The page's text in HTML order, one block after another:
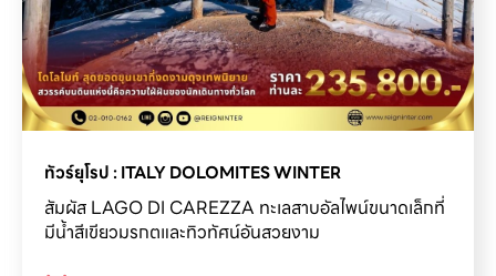
ทัวร์ยุโรป : ITALY DOLOMITES WINTER
สัมผัส LAGO DI CAREZZA ทะเลสาบอัลไพน์ขนาดเล็กที่
มีน้ำสีเขียวมรกตและทิวทัศน์อันสวยงาม